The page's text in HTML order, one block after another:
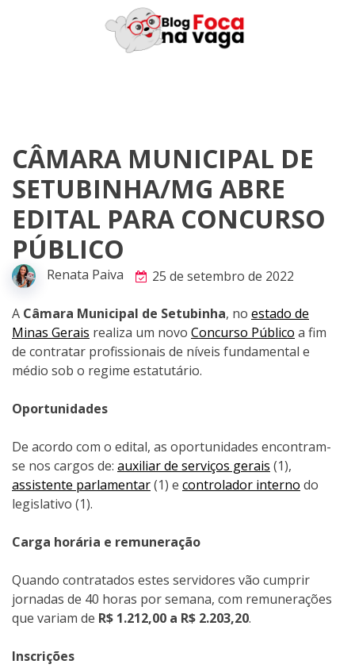
CÂMARA MUNICIPAL DE
SETUBINHA/MG ABRE
EDITAL PARA CONCURSO
PÚBLICO
Renata Paiva 25 de setembro de 2022
A Câmara Municipal de Setubinha, no estado de
Minas Gerais realiza um novo Concurso Público a fim
de contratar profissionais de níveis fundamental e
médio sob o regime estatutário.
Oportunidades
De acordo com o edital, as oportunidades encontram-
se nos cargos de: auxiliar de serviços gerais (1),
assistente parlamentar(1) e controlador interno do
legislativo (1).
Carga horária e remuneração
Quando contratados estes servidores vão cumprir
jornadas de 40 horas por semana, com remunerações
que variam de R$ 1.212,00 a R$ 2.203,20.
Inscrições